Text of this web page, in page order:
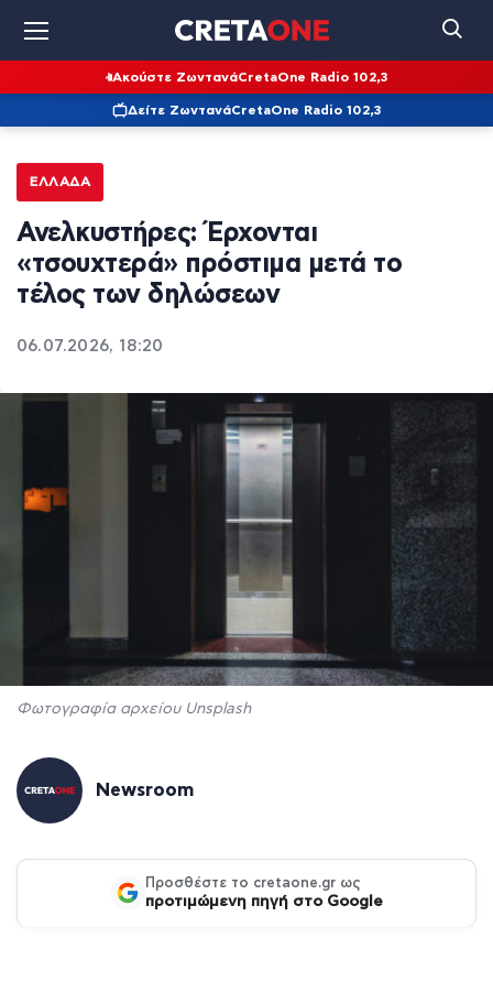
Ακούστε ΖωντανάCretaOne Radio 102,3
Δείτε ΖωντανάCretaOne Radio 102,3
ΕΛΛΆΔΑ
Ανελκυστήρες: Έρχονται
«τσουχτερά» πρόστιμα μετά το
τέλος των δηλώσεων
06.07.2026, 18:20
Φωτογραφία αρχείου Unsplash
Newsroom
Προσθέστε το cretaone.gr ως
προτιμώμενη πηγή στο Google